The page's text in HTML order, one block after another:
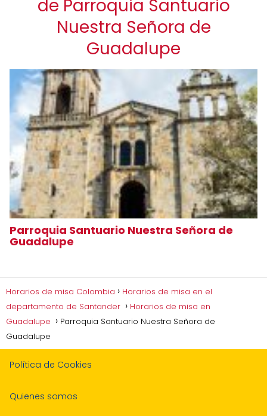
de Parroquia Santuario
Nuestra Señora de
Guadalupe
Parroquia Santuario Nuestra Señora de
Guadalupe
Horarios de misa Colombia
Horarios de misa en el
departamento de Santander
Horarios de misa en
Guadalupe
Parroquia Santuario Nuestra Señora de
Guadalupe
Política de Cookies
Quienes somos